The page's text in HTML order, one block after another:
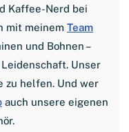
Kaffee-Nerd bei
mit meinem Team
und Bohnen –
Unser
zu helfen. Und wer
auch unsere eigenen